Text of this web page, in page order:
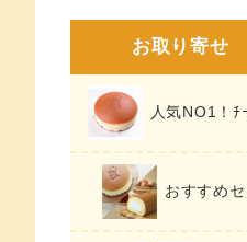
お取り寄せ
人気NO1！ﾁ
おすすめセ